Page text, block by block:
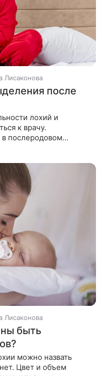
Лисаконова
после
лохий и
к врачу.
послеродовом
Лисаконова
быть
можно назвать
Цвет и объем